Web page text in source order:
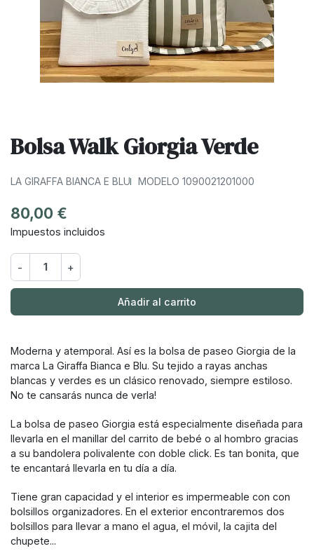
Bolsa Walk Giorgia Verde
LA GIRAFFA BIANCA E BLU MODELO 1090021201000
80,00 €
Impuestos incluidos
- +
Añadir al carrito
Moderna y atemporal. Así es la bolsa de paseo Giorgia de la
marca La Giraffa Bianca e Blu. Su tejido a rayas anchas
blancas y verdes es un clásico renovado, siempre estiloso.
No te cansarás nunca de verla!
La bolsa de paseo Giorgia está especialmente diseñada para
llevarla en el manillar del carrito de bebé o al hombro gracias
a su bandolera polivalente con doble click. Es tan bonita, que
te encantará llevarla en tu día a día.
Tiene gran capacidad y el interior es impermeable con con
bolsillos organizadores. En el exterior encontraremos dos
bolsillos para llevar a mano el agua, el móvil, la cajita del
chupete...